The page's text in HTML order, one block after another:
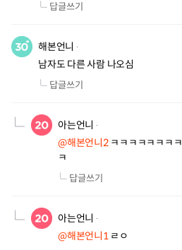
답글쓰기
해본언니
남자도 다른 사람 나오심
답글쓰기
아는언니
@해본언니2 ㅋㅋㅋㅋㅋㅋㅋ
ㅋ
답글쓰기
아는언니
@해본언니1 ㄹㅇ